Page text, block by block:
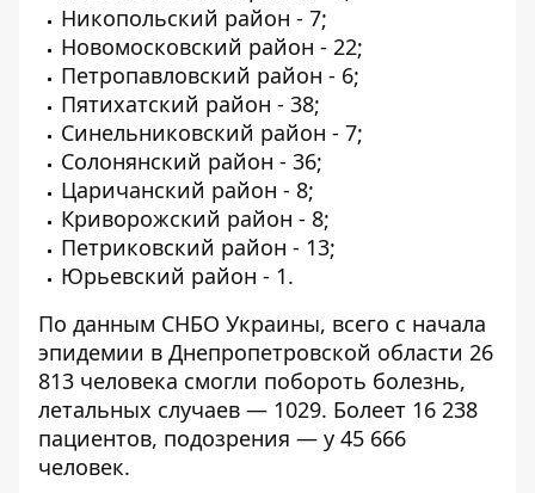
Никопольский район - 7;
Новомосковский район - 22;
Петропавловский район - 6;
Пятихатский район - 38;
Синельниковский район - 7;
Солонянский район - 36;
Царичанский район - 8;
Криворожский район - 8;
Петриковский район - 13;
Юрьевский район - 1.
По данным СНБО Украины, всего с начала
эпидемии в Днепропетровской области 26
813 человека смогли побороть болезнь,
летальных случаев — 1029. Болеет 16 238
пациентов, подозрения — у 45 666
человек.